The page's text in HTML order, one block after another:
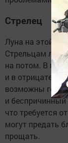
Стрелец
Луна на этой
Стрельцам
на потом. В
и в
возможны
и
что требуется
могут предать
прощать.